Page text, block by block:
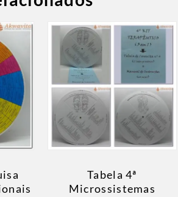
Tabela 4ª
Microssistemas